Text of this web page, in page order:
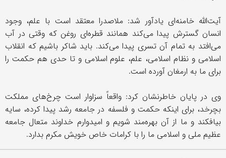
آیت‌الله خامنه‌ای یادآور شد: ملاصدرا معتقد است با علم، وجود
انسان گسترش پیدا می‌کند همانند قطره‌ای روغن که وقتی در آب
می‌افتد به تمام آن تسری پیدا می‌کند. باید شاکر باشیم که انقلاب
اسلامی و نظام اسلامی، علم، علوم اسلامی و تا حدی هم حکمت را
برای ما به ارمغان آورده است.
وی در پایان خاطرنشان کرد: واقعاً‌ سزاوار است چرخ‌های مملکت
بچرخد، برای اینکه حکمت و فلسفه در جامعه رشد پیدا کرده، سایه
بیافکند و ما از آن بهره‌مند شویم و امیدوارم خداوند متعال جامعه
عظیم ملی و اسلامی ما را با کرامات خاص خویش مکرم بدارد.